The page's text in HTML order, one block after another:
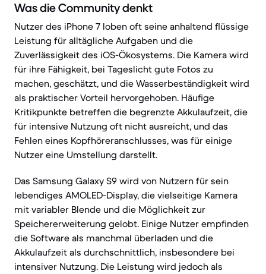
Was die Community denkt
Nutzer des iPhone 7 loben oft seine anhaltend flüssige
Leistung für alltägliche Aufgaben und die
Zuverlässigkeit des iOS-Ökosystems. Die Kamera wird
für ihre Fähigkeit, bei Tageslicht gute Fotos zu
machen, geschätzt, und die Wasserbeständigkeit wird
als praktischer Vorteil hervorgehoben. Häufige
Kritikpunkte betreffen die begrenzte Akkulaufzeit, die
für intensive Nutzung oft nicht ausreicht, und das
Fehlen eines Kopfhöreranschlusses, was für einige
Nutzer eine Umstellung darstellt.
Das Samsung Galaxy S9 wird von Nutzern für sein
lebendiges AMOLED-Display, die vielseitige Kamera
mit variabler Blende und die Möglichkeit zur
Speichererweiterung gelobt. Einige Nutzer empfinden
die Software als manchmal überladen und die
Akkulaufzeit als durchschnittlich, insbesondere bei
intensiver Nutzung. Die Leistung wird jedoch als